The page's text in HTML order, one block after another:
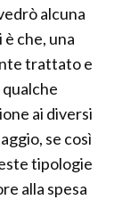
alcuna
che, una
trattato e
ai diversi
se così
tipologie
alla spesa